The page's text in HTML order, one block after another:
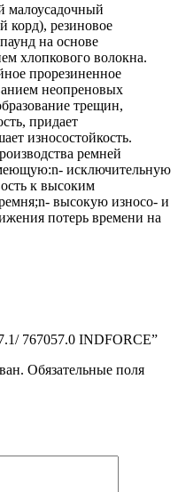
корд), резиновое
на основе
хлопкового волокна.
прорезиненное
неопреновых
трещин,
придает
износостойкость.
ремней
исключительную
к высоким
высокую износо- и
потерь времени на
767057.0 INDFORCE”
Обязательные поля